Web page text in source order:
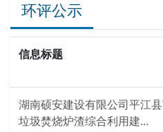
环评公示
信息标题
湖南硕安建设有限公司平江
垃圾焚烧炉渣综合利用建...